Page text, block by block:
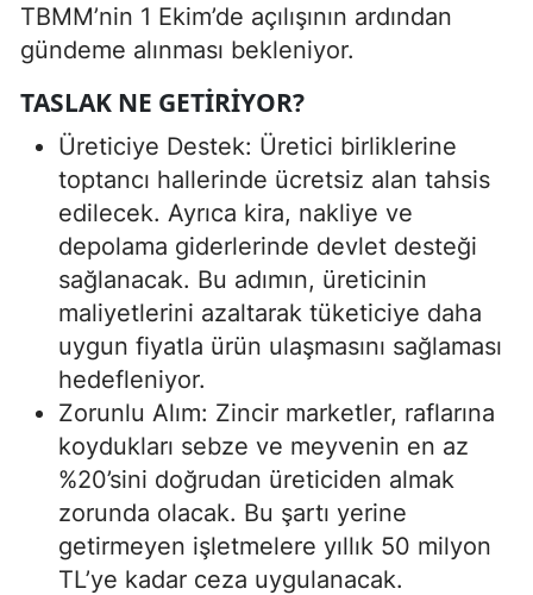
TBMM’nin 1 Ekim’de açılışının ardından
gündeme alınması bekleniyor.
TASLAK NE GETIRIYOR?
Üreticiye Destek: Üretici birliklerine
toptancı hallerinde ücretsiz alan tahsis
edilecek. Ayrıca kira, nakliye ve
depolama giderlerinde devlet desteği
sağlanacak. Bu adımın, üreticinin
maliyetlerini azaltarak tüketiciye daha
uygun fiyatla ürün ulaşmasını sağlaması
hedefleniyor.
Zorunlu Alım: Zincir marketler, raflarına
koydukları sebze ve meyvenin en az
%20’sini doğrudan üreticiden almak
zorunda olacak. Bu şartı yerine
getirmeyen işletmelere yıllık 50 milyon
TL’ye kadar ceza uygulanacak.